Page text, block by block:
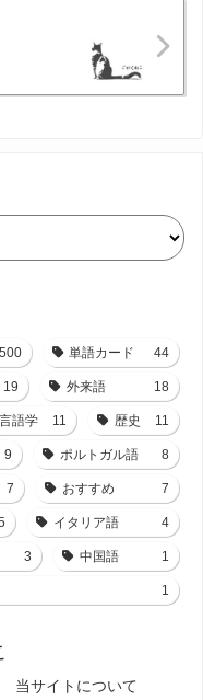
500 単語カード 44
19 外来語 18
言語学 11 歴史 11
9 ポルトガル語 8
7 おすすめ 7
イタリア語 4
3 中国語 1
1
当サイトについて